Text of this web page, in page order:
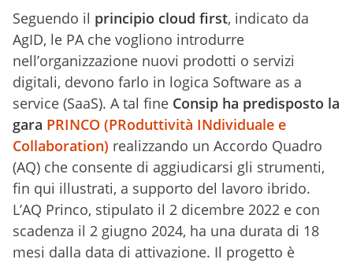
Seguendo il principio cloud first, indicato da
AgID, le PA che vogliono introdurre
nell’organizzazione nuovi prodotti o servizi
digitali, devono farlo in logica Software as a
service (SaaS). A tal fine Consip ha predisposto la
gara PRINCO (PRoduttività INdividuale e
Collaboration) realizzando un Accordo Quadro
(AQ) che consente di aggiudicarsi gli strumenti,
fin qui illustrati, a supporto del lavoro ibrido.
L’AQ Princo, stipulato il 2 dicembre 2022 e con
scadenza il 2 giugno 2024, ha una durata di 18
mesi dalla data di attivazione. Il progetto è